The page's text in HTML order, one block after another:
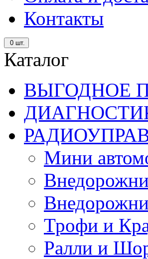
Контакты
0 шт.
Каталог
ВЫГОДНОЕ
Мини
Трофи и
Ралли и